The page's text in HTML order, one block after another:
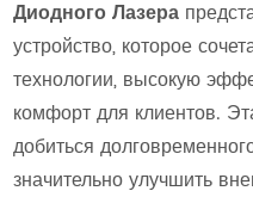
Диодного Лазера
устройство, которое
технологии, высокую
комфорт для клиентов.
добиться
значительно улучшить